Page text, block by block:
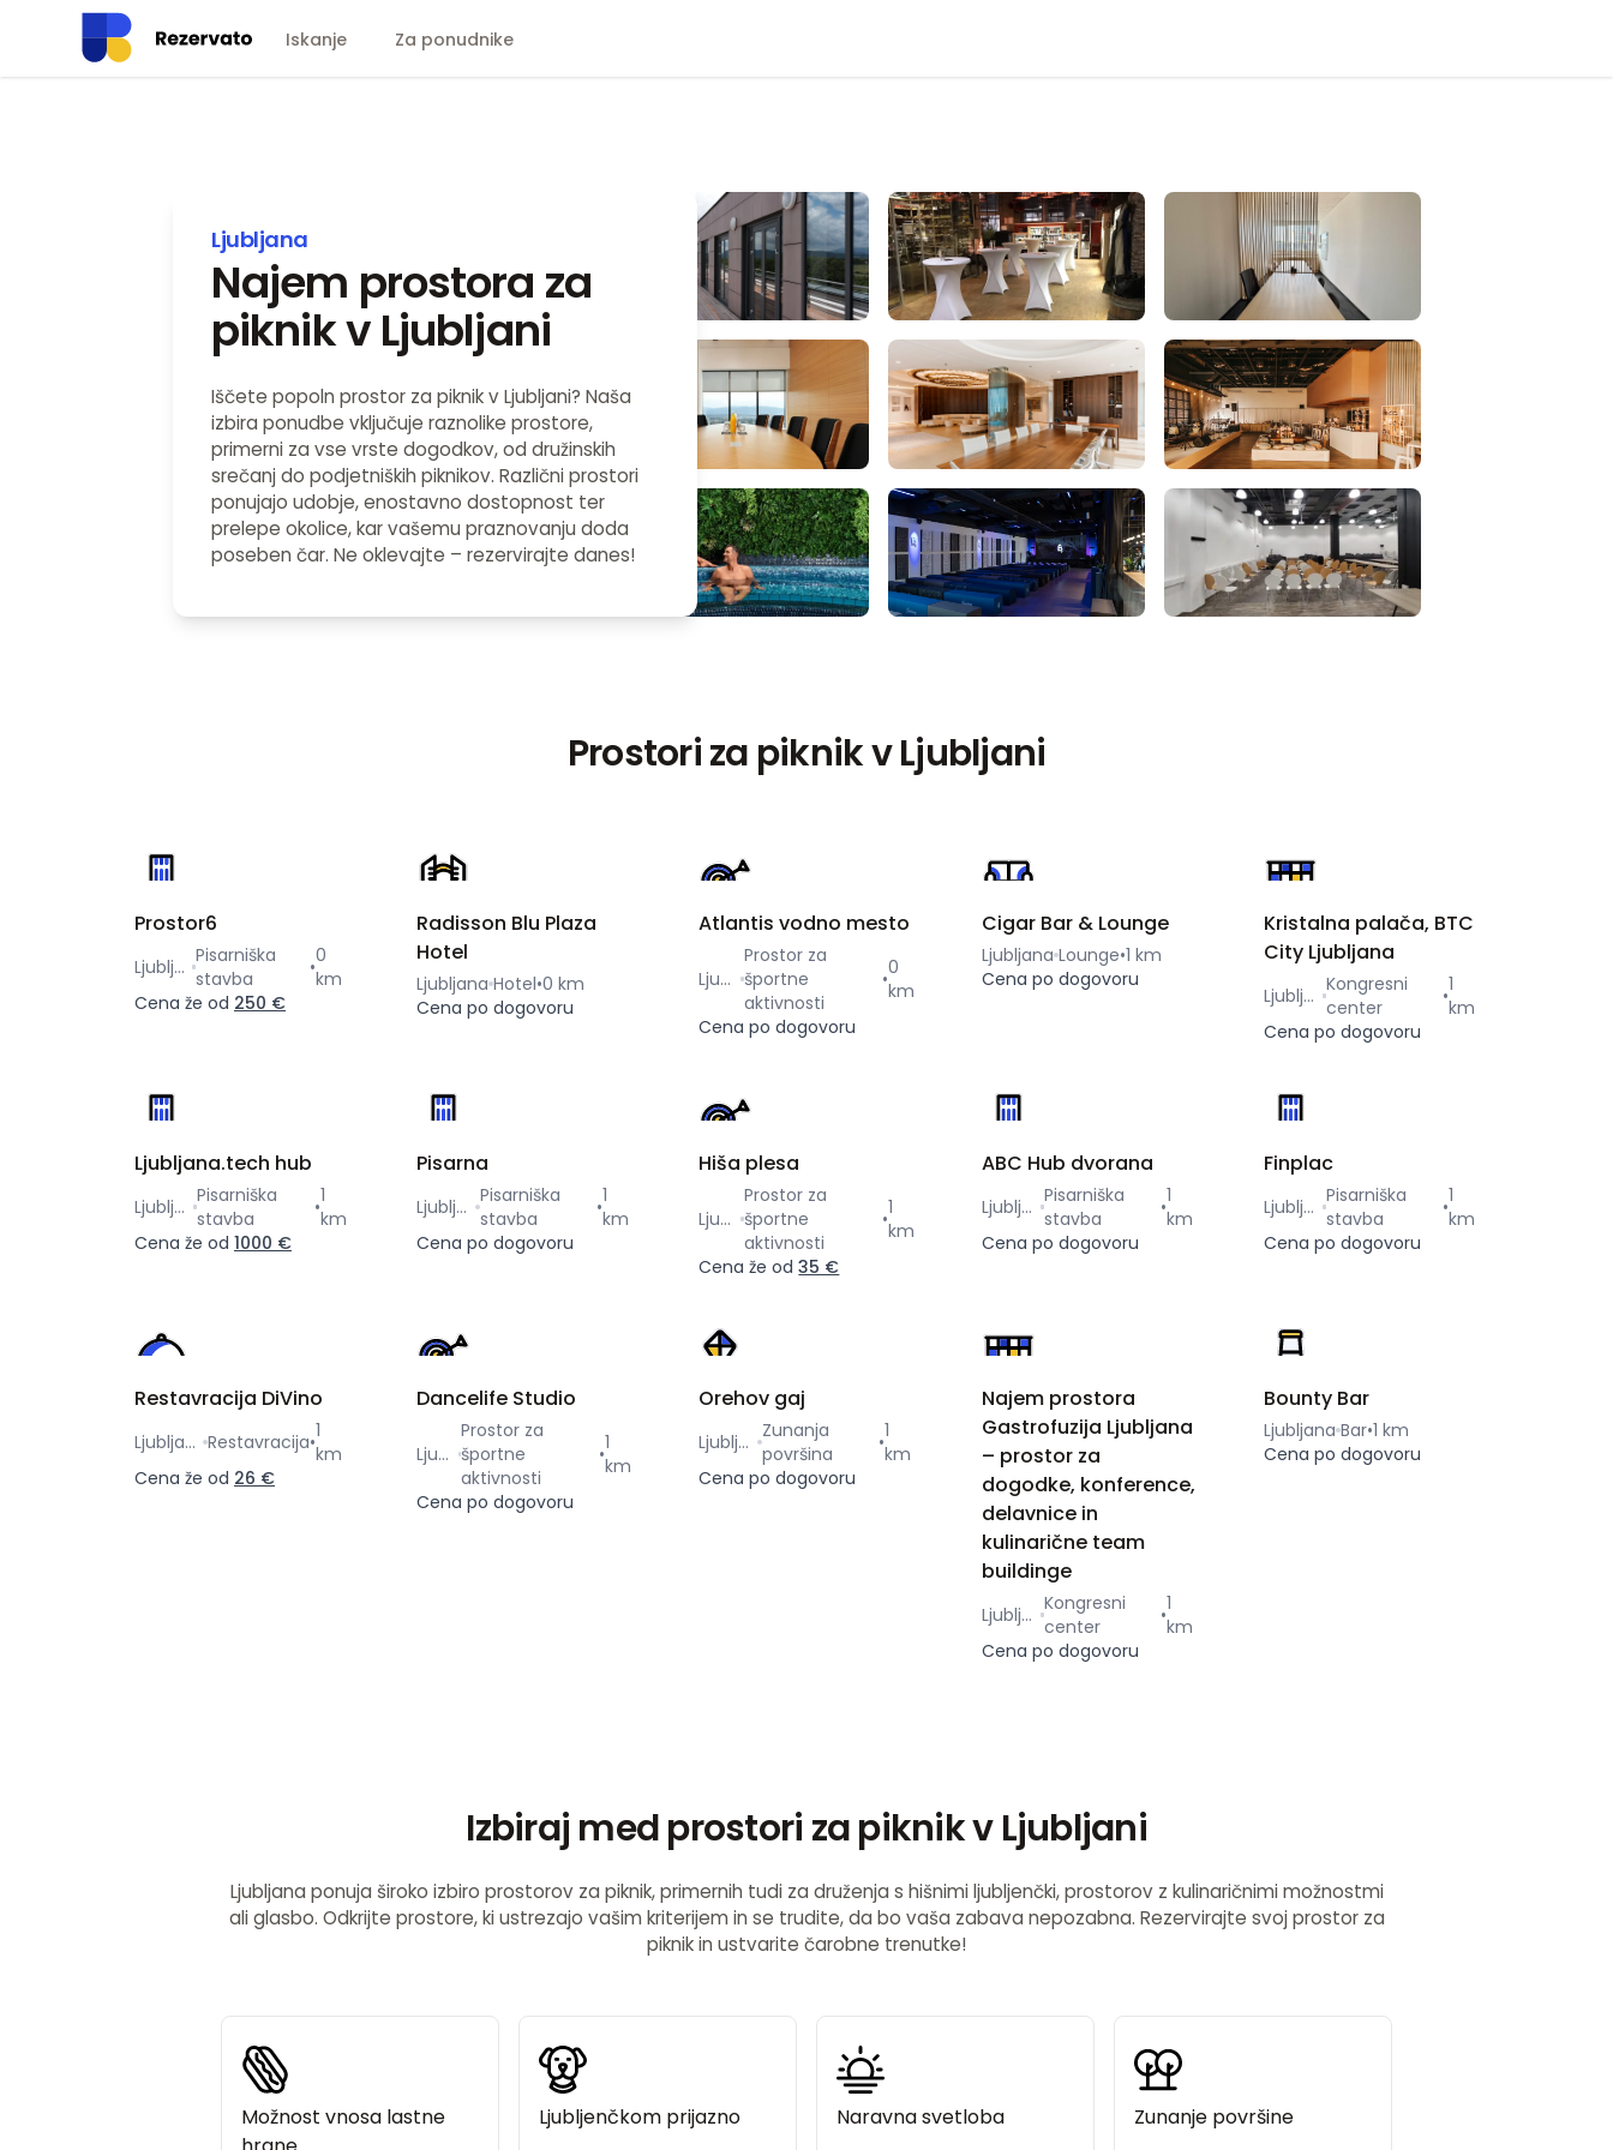
Iskanje Za ponudnike
Ljubljana
Najem prostora za
piknik v Ljubljani
Iščete popoln prostor za piknik v Ljubljani? Naša
izbira ponudbe vključuje raznolike prostore,
primerni za vse vrste dogodkov, od družinskih
srečanj do podjetniških piknikov. Različni prostori
ponujajo udobje, enostavno dostopnost ter
prelepe okolice, kar vašemu praznovanju doda
poseben čar. Ne oklevajte – rezervirajte danes!
Prostori za piknik v Ljubljani
Prostor6
Ljubljana Pisarniška
stavba
•0
km
Cena že od 250 €
Radisson Blu Plaza
Hotel
Ljubljana Hotel•0 km
Cena po dogovoru
Atlantis vodno mesto
Ljubljana
Prostor za
športne
aktivnosti
•0
km
Cena po dogovoru
Cigar Bar & Lounge
Ljubljana Lounge•1 km
Cena po dogovoru
Kristalna palača, BTC
City Ljubljana
Ljubljana Kongresni
center
•1
km
Cena po dogovoru
Ljubljana.tech hub
Ljubljana Pisarniška
stavba
•1
km
Cena že od 1000 €
Pisarna
Ljubljana Pisarniška
stavba
•1
km
Cena po dogovoru
Hiša plesa
Ljubljana
Prostor za
športne
aktivnosti
•1
km
Cena že od35 €
ABC Hub dvorana
Ljubljana Pisarniška
stavba
•1
km
Cena po dogovoru
Finplac
Ljubljana Pisarniška
stavba
•1
km
Cena po dogovoru
Restavracija DiVino
Ljubljana Restavracija•1
km
Cena že od 26 €
Dancelife Studio
Ljubljana
Prostor za
športne
aktivnosti
•1
km
Cena po dogovoru
Orehov gaj
Ljubljana
Zunanja
površina
•1
km
Cena po dogovoru
Najem prostora
Gastrofuzija Ljubljana
– prostor za
dogodke, konference,
delavnice in
kulinarične team
buildinge
Ljubljana Kongresni
center
•1
km
Cena po dogovoru
Bounty Bar
Ljubljana Bar•1 km
Cena po dogovoru
Izbiraj med prostori za piknik v Ljubljani
Ljubljana ponuja široko izbiro prostorov za piknik, primernih tudi za druženja s hišnimi ljubljenčki, prostorov z kulinaričnimi možnostmi
ali glasbo. Odkrijte prostore, ki ustrezajo vašim kriterijem in se trudite, da bo vaša zabava nepozabna. Rezervirajte svoj prostor za
piknik in ustvarite čarobne trenutke!
Možnost vnosa lastne
Ljubljenčkom prijazno Naravna svetloba Zunanje površine